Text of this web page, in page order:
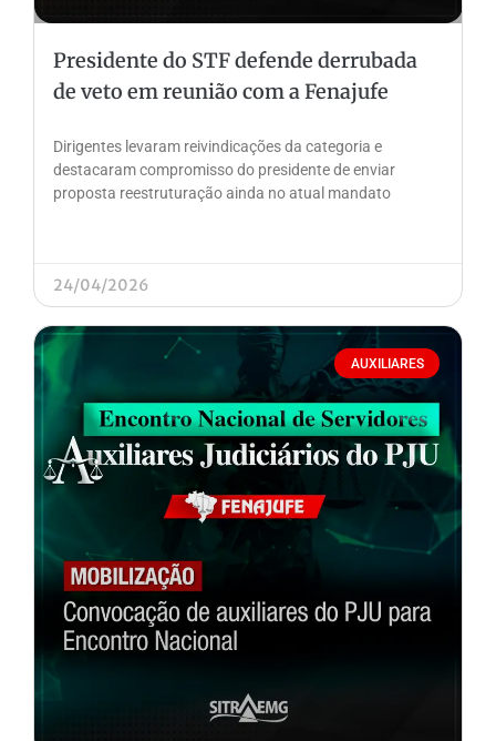
Presidente do STF defende derrubada
de veto em reunião com a Fenajufe
Dirigentes levaram reivindicações da categoria e
destacaram compromisso do presidente de enviar
proposta reestruturação ainda no atual mandato
24/04/2026
AUXILIARES